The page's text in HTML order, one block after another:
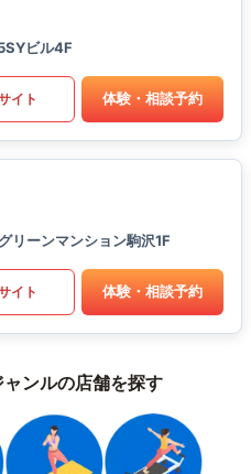
ビル4F
イト 体験・相談予約
リーンマンション駒沢1F
イト 体験・相談予約
ンルの店舗を探す